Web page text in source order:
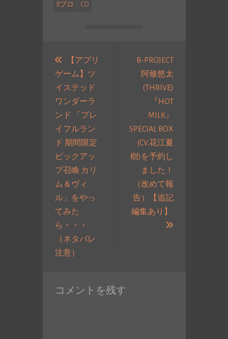
Bプロ CD
【アプリ
ゲーム】ツ
イステッド
ワンダーラ
ンド 「プレ
イフルラン
ド 期間限定
ピックアッ
プ召喚 カリ
ム＆ヴィ
ル」をやっ
てみた
ら・・・
（ネタバレ
注意）
投
B-PROJECT
阿修悠太
(THRIVE)
『HOT
MILK』
SPECIAL BOX
(CV.花江夏
樹)を予約し
ました！
（改めて報
告）【追記
編集あり】
次
コメントを残す